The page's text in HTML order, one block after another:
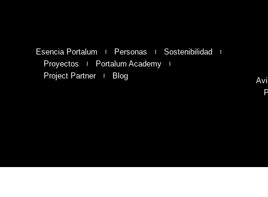
Esencia Portalum Personas
Sostenibilidad
Proyectos
Portalum Academy
Project Partner
Blog